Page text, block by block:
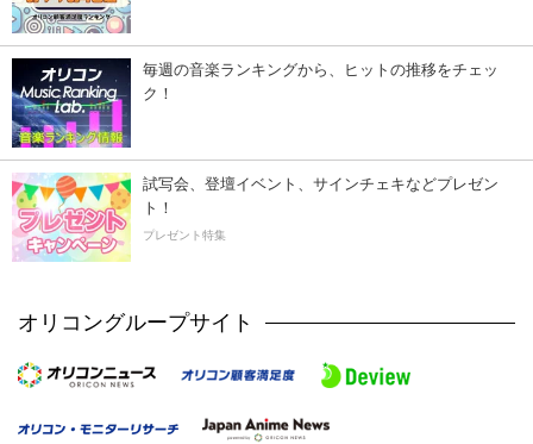
毎週の音楽ランキングから、ヒットの推移をチェッ
ク！
試写会、登壇イベント、サインチェキなどプレゼン
ト！
プレゼント特集
オリコングループサイト